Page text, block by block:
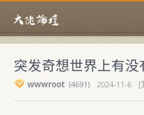
突发奇想世界上有没
wwwroot (4691) 2024-11-6
[